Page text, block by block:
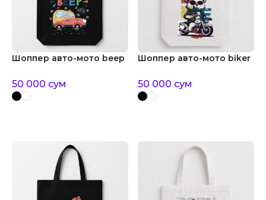
Шоппер авто-мото beep
50 000 сум
Шоппер авто-мото biker
50 000 сум